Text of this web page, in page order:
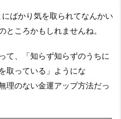
ばかり気を取られてなんかい
ところかもしれませんね。
て、「知らず知らずのうちに
取っている」ようにな
理のない金運アップ方法だっ